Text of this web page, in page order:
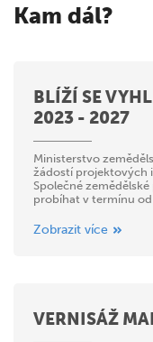
Kam dál?
BLÍŽÍ SE
2023 - 2027
Ministerstvo
žádostí projektových
Společné
probíhat v termínu od
Zobrazit více
VERNISÁŽ